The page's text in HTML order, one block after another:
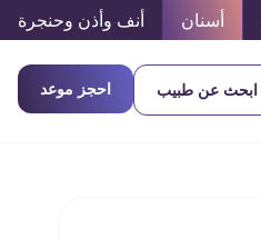
أسنان أنف وأذن وحنجرة
ابحث عن طبيب احجز موعد